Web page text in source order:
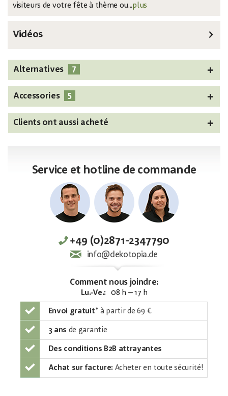
visiteurs de votre fête à thème ou...plus
Vidéos
Alternatives 7
Accessories 5
Clients ont aussi acheté
Service et hotline de commande
+49 (0)2871-2347790
info@dekotopia.de
Comment nous joindre:
Lu.-Ve.: 08 h – 17 h
Envoi gratuit* à partir de 69 €
3 ans de garantie
Des conditions B2B attrayantes
Achat sur facture: Acheter en toute sécurité!